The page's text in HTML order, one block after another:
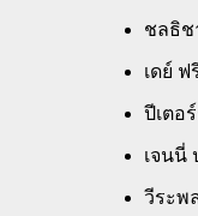
ชลธิช
เดย์
ปีเตอ
เจนนี่
วีระพ